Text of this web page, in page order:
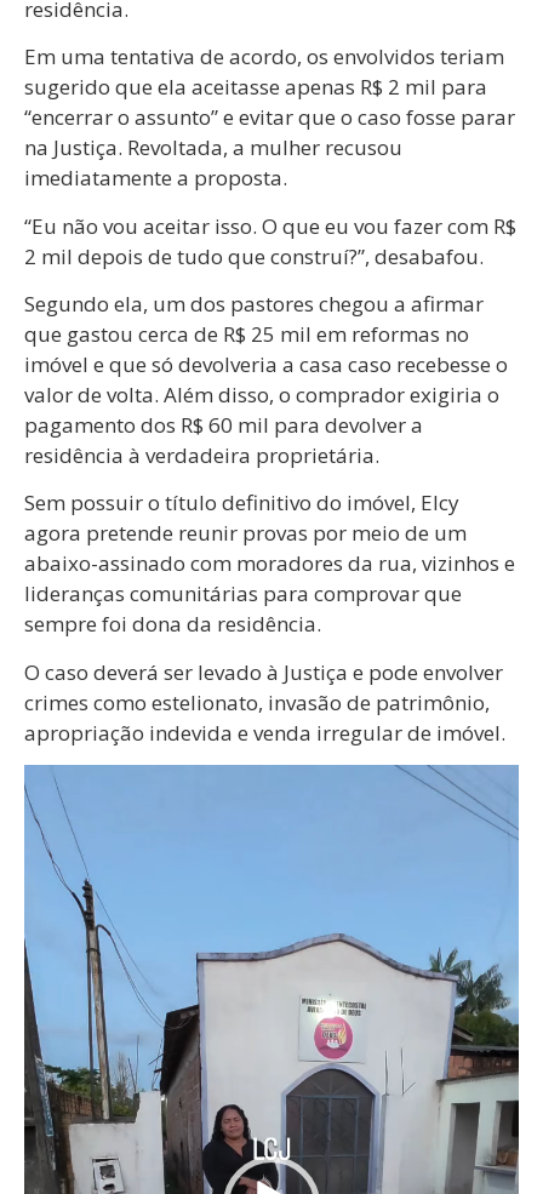
residência.
Em uma tentativa de acordo, os envolvidos teriam
sugerido que ela aceitasse apenas R$ 2 mil para
“encerrar o assunto” e evitar que o caso fosse parar
na Justiça. Revoltada, a mulher recusou
imediatamente a proposta.
“Eu não vou aceitar isso. O que eu vou fazer com R$
2 mil depois de tudo que construí?”, desabafou.
Segundo ela, um dos pastores chegou a afirmar
que gastou cerca de R$ 25 mil em reformas no
imóvel e que só devolveria a casa caso recebesse o
valor de volta. Além disso, o comprador exigiria o
pagamento dos R$ 60 mil para devolver a
residência à verdadeira proprietária.
Sem possuir o título definitivo do imóvel, Elcy
agora pretende reunir provas por meio de um
abaixo-assinado com moradores da rua, vizinhos e
lideranças comunitárias para comprovar que
sempre foi dona da residência.
O caso deverá ser levado à Justiça e pode envolver
crimes como estelionato, invasão de patrimônio,
apropriação indevida e venda irregular de imóvel.
Tocador
de
vídeo